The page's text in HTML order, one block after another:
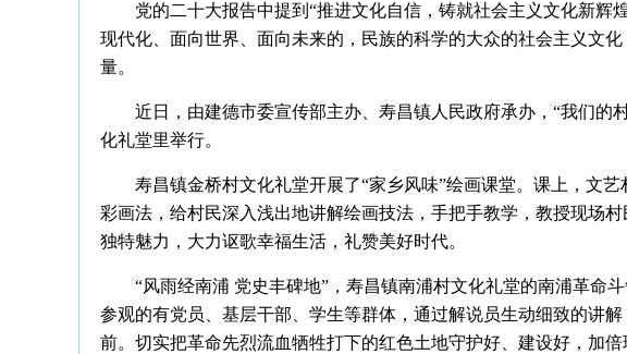
党的二十大报告中提到“推进文化自信，铸就社会主义文化新辉
现代化、面向世界、面向未来的，民族的科学的大众的社会主义文
量。
近日，由建德市委宣传部主办、寿昌镇人民政府承办，“我们的
化礼堂里举行。
寿昌镇金桥村文化礼堂开展了“家乡风味”绘画课堂。课上，文
彩画法，给村民深入浅出地讲解绘画技法，手把手教学，教授现场
独特魅力，大力讴歌幸福生活，礼赞美好时代。
“风雨经南浦 党史丰碑地”，寿昌镇南浦村文化礼堂的南浦革命
参观的有党员、基层干部、学生等群体，通过解说员生动细致的讲
前。切实把革命先烈流血牺牲打下的红色土地守护好、建设好，加